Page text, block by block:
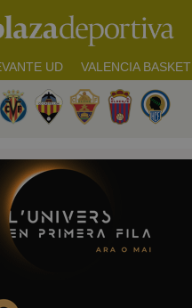
UD VALENCIA BASKET